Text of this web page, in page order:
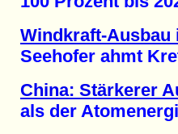
Windkraft-
Seehofer ahmt
China: Stärkerer
als der